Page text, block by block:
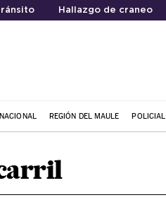
Hallazgo de craneo
NACIONAL REGIÓN DEL MAULE POLICIAL